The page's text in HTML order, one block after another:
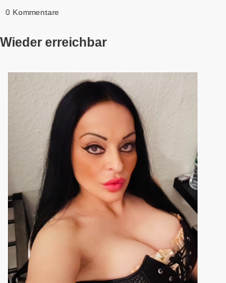
0 Kommentare
Wieder erreichbar